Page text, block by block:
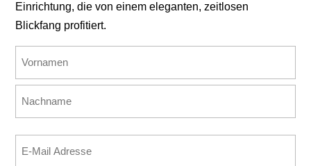
Einrichtung, die von einem eleganten, zeitlosen
Blickfang profitiert.